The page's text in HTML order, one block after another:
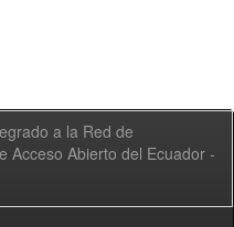
a la Red de
Acceso Abierto del Ecuador -